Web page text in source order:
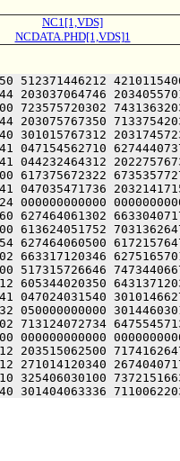
NC1[1,VDS]
NCDATA.PHD[1,VDS]1
512371446212
203037064746
723575720302
203075767350
301015767312
047154562710
044232464312
617375672322
047035471736
000000000000
627464061302
613624051752
627464060500
663317120346
517315726646
605344020350
047024031540
050000000000
713124072734
000000000000
203515062500
271014120340
325406030100
301404063336